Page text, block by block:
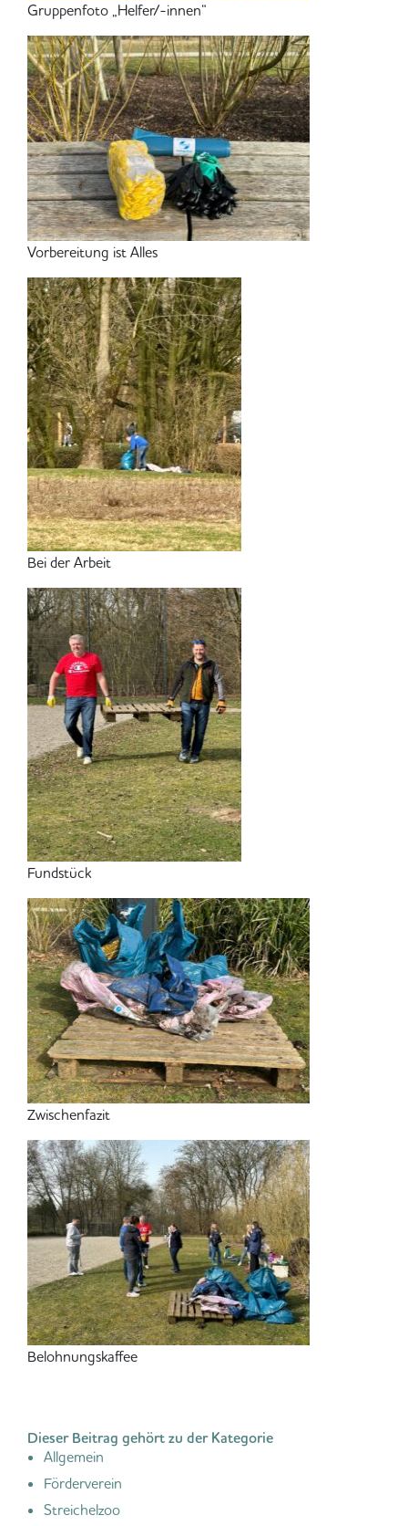
Gruppenfoto „Helfer/-innen“
Vorbereitung ist Alles
Bei der Arbeit
Fundstück
Zwischenfazit
Belohnungskaffee
Dieser Beitrag gehört zu der Kategorie
Allgemein
Förderverein
Streichelzoo